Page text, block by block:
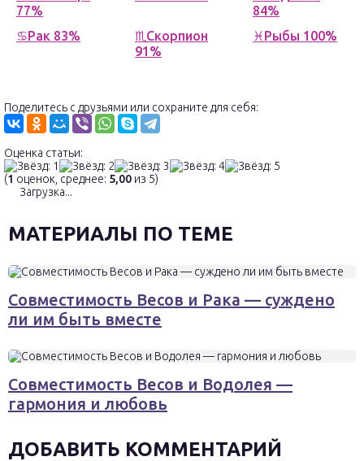
77%
84%
♋Рак 83%
♏Скорпион
91%
♓Рыбы 100%
Поделитесь с друзьями или сохраните для себя:
Оценка статьи:
(1 оценок, среднее: 5,00 из 5)
Загрузка...
МАТЕРИАЛЫ ПО ТЕМЕ
Совместимость Весов и Рака — суждено
ли им быть вместе
Совместимость Весов и Водолея —
гармония и любовь
ДОБАВИТЬ КОММЕНТАРИЙ